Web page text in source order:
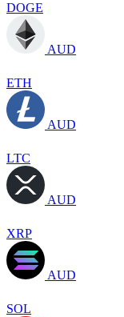
DOGE
AUD
ETH
AUD
LTC
AUD
XRP
AUD
SOL